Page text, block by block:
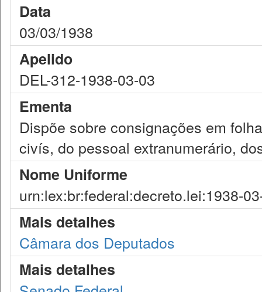
Data
03/03/1938
Apelido
DEL-312-1938-03-03
Ementa
Dispõe sobre consignações em
civís, do pessoal extranumerário,
Nome Uniforme
urn:lex:br:federal:decreto.lei:1938-
Mais detalhes
Câmara dos Deputados
Mais detalhes